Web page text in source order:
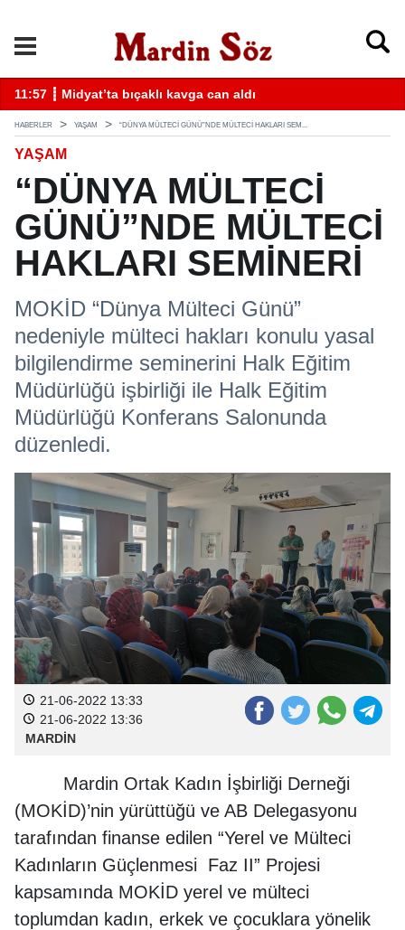
11:57 ┋ Midyat’ta bıçaklı kavga can aldı
HABERLER YAŞAM “DÜNYA MÜLTECİ GÜNÜ”NDE MÜLTECİ HAKLARI SEM...
YAŞAM
“DÜNYA MÜLTECİ
GÜNÜ”NDE MÜLTECİ
HAKLARI SEMİNERİ
MOKİD “Dünya Mülteci Günü”
nedeniyle mülteci hakları konulu yasal
bilgilendirme seminerini Halk Eğitim
Müdürlüğü işbirliği ile Halk Eğitim
Müdürlüğü Konferans Salonunda
düzenledi.
21-06-2022 13:33
21-06-2022 13:36
MARDİN
Mardin Ortak Kadın İşbirliği Derneği
(MOKİD)’nin yürüttüğü ve AB Delegasyonu
tarafından finanse edilen “Yerel ve Mülteci
Kadınların Güçlenmesi Faz II” Projesi
kapsamında MOKİD yerel ve mülteci
toplumdan kadın, erkek ve çocuklara yönelik